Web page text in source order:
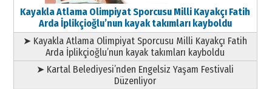
Kayakla Atlama Olimpiyat Sporcusu Milli Kayakçı Fatih
Arda İplikçioğlu’nun kayak takımları kayboldu
➤ Kayakla Atlama Olimpiyat Sporcusu Milli Kayakçı Fatih
Arda İplikçioğlu’nun kayak takımları kayboldu
➤ Kartal Belediyesi’nden Engelsiz Yaşam Festivali
Düzenliyor